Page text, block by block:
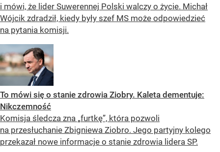
i mówi, że lider Suwerennej Polski walczy o życie. Michał
Wójcik zdradził, kiedy były szef MS może odpowiedzieć
na pytania komisji.
To mówi się o stanie zdrowia Ziobry. Kaleta dementuje:
Nikczemność
Komisja śledcza zna „furtkę”, która pozwoli
na przesłuchanie Zbigniewa Ziobro. Jego partyjny kolego
przekazał nowe informacje o stanie zdrowia lidera SP.